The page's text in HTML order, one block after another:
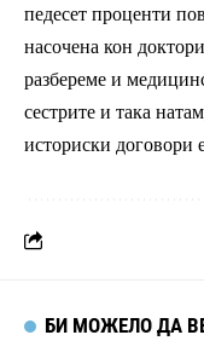
педесет проценти
насочена кон
разбереме и
сестрите и така
историски договори
БИ МОЖЕЛО ДА